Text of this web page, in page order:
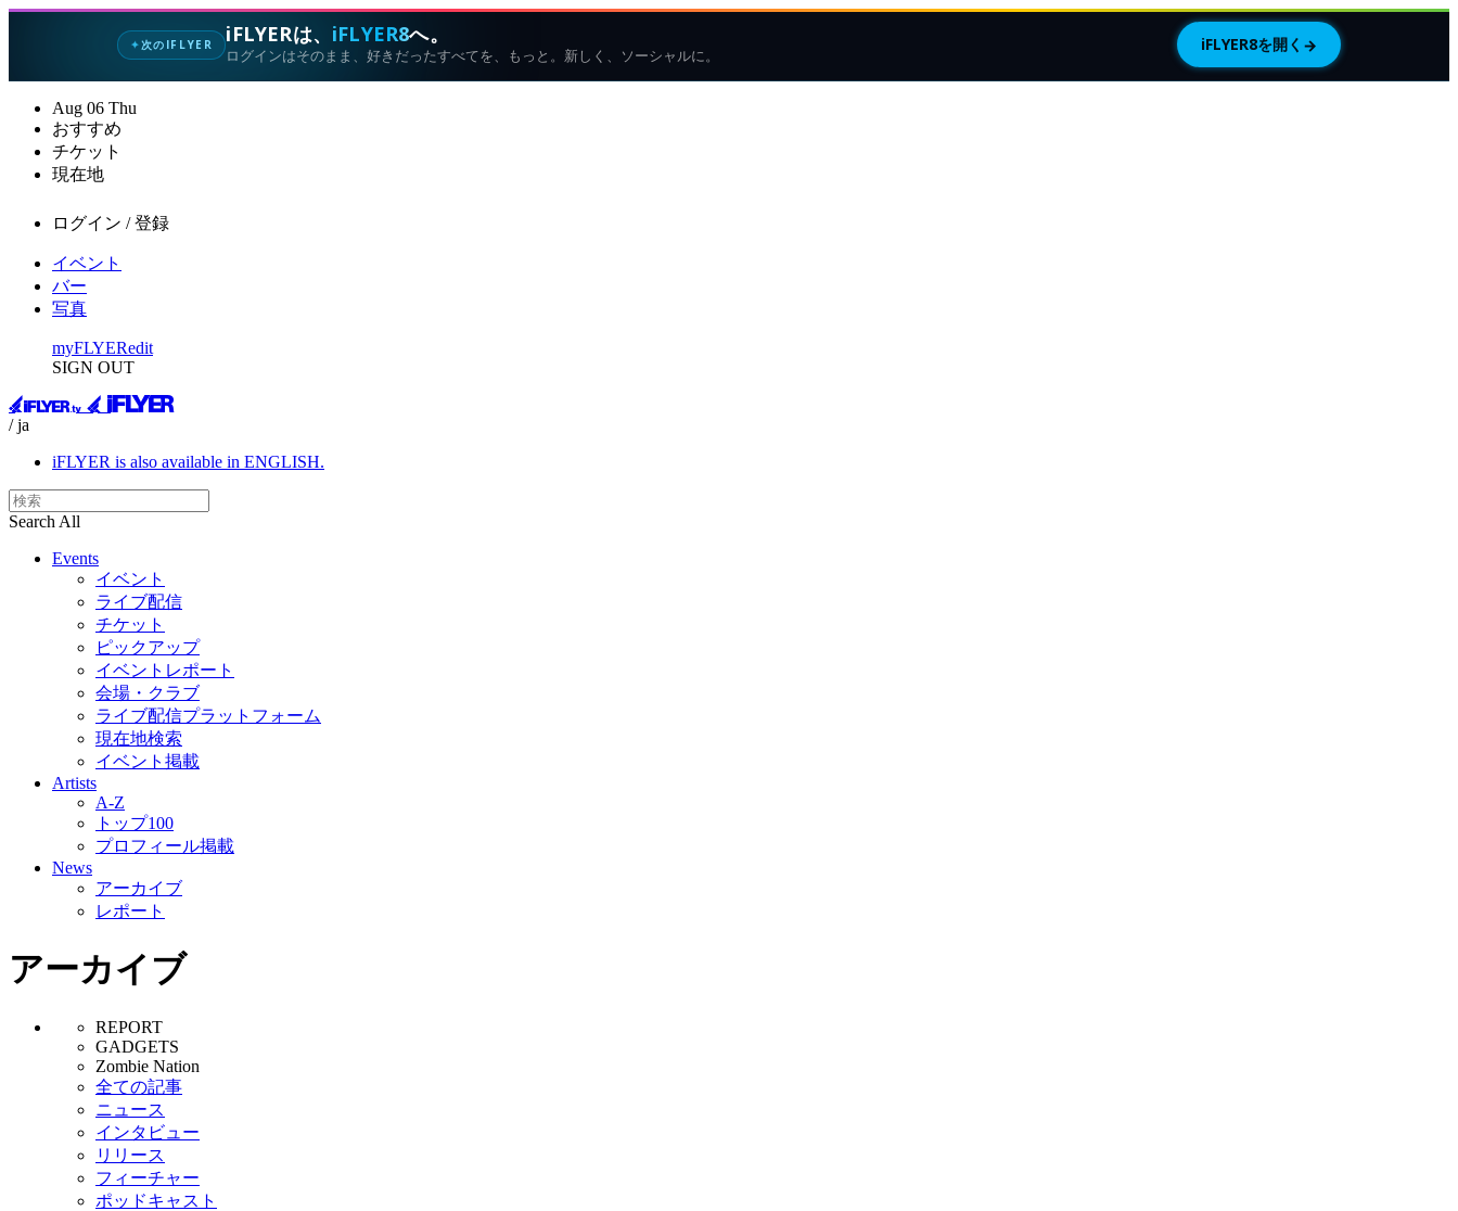
✦次のIFLYER iFLYERは、 iFLYER8へ。
ログインはそのまま、好きだったすべてを、もっと。新しく、ソーシャルに。
iFLYER8を開く →
Aug 06 Thu
おすすめ
チケット
現在地
ログイン / 登録
イベント
バー
写真
myFLYERedit
SIGN OUT
/ ja
iFLYER is also available in ENGLISH.
Search All
Events
イベント
ライブ配信
チケット
ピックアップ
イベントレポート
会場・クラブ
ライブ配信プラットフォーム
現在地検索
イベント掲載
Artists
A-Z
トップ100
プロフィール掲載
News
アーカイブ
レポート
アーカイブ
REPORT
GADGETS
Zombie Nation
全ての記事
ニュース
インタビュー
リリース
フィーチャー
ポッドキャスト